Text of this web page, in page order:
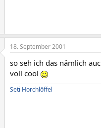
18. September 2001
so seh ich das nämlich
voll cool
Seti Horchlöffel